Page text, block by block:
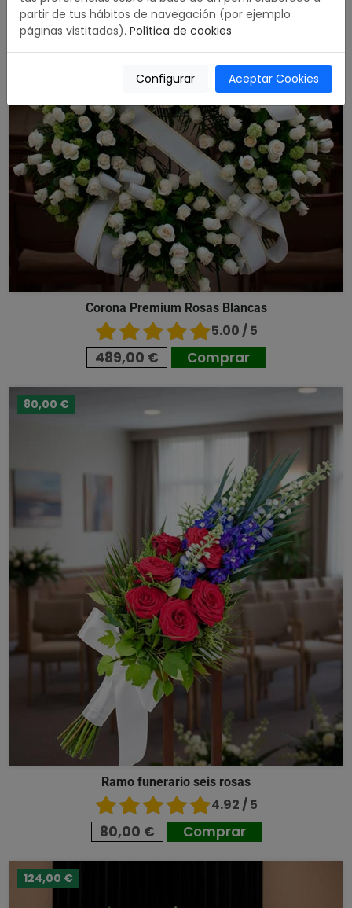
Corona Premium Rosas Blancas
5.00 / 5
489,00 € Comprar
80,00 €
Ramo funerario seis rosas
4.92 / 5
80,00 € Comprar
124,00 €
partir de tus hábitos de navegación (por ejemplo
páginas vistitadas). Política de cookies
Configurar Aceptar Cookies